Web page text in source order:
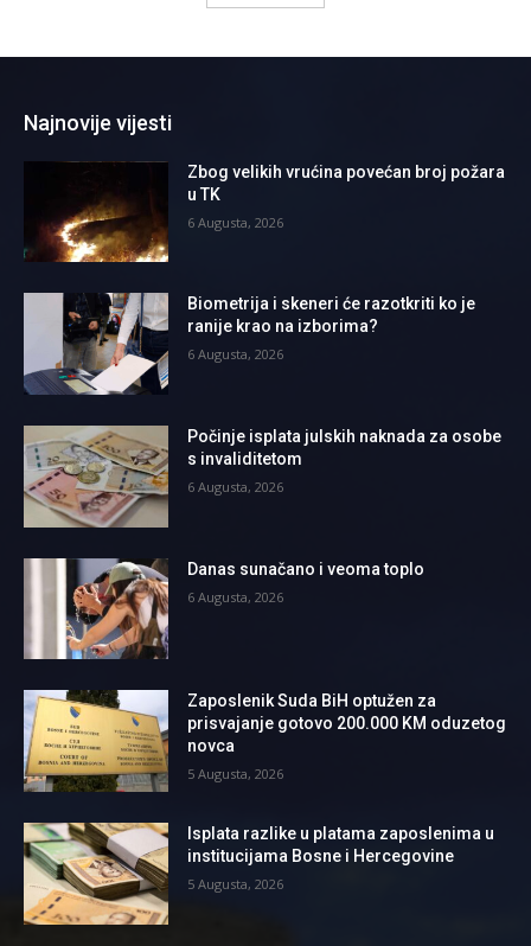
Najnovije vijesti
Zbog velikih vrućina povećan broj požara
u TK
6 Augusta, 2026
Biometrija i skeneri će razotkriti ko je
ranije krao na izborima?
6 Augusta, 2026
Počinje isplata julskih naknada za osobe
s invaliditetom
6 Augusta, 2026
Danas sunačano i veoma toplo
6 Augusta, 2026
Zaposlenik Suda BiH optužen za
prisvajanje gotovo 200.000 KM oduzetog
novca
5 Augusta, 2026
Isplata razlike u platama zaposlenima u
institucijama Bosne i Hercegovine
5 Augusta, 2026